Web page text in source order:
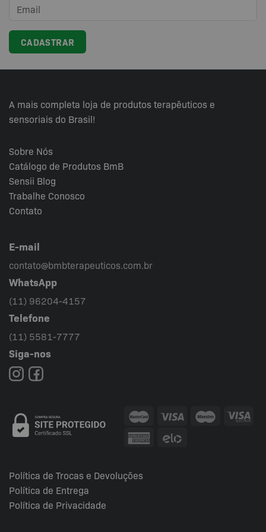
escolhidas
na
página
do
A mais completa loja de produtos terapêuticos e
sensoriais do Brasil!
Sobre Nós
Catálogo de Produtos BmB
Sensii Blog
Trabalhe Conosco
Contato
E-mail
contato@bmbterapeuticos.com.br
WhatsApp
(11) 96204-4157
Telefone
(11) 5581-7777
Siga-nos
Política de Trocas e Devoluções
Política de Entrega
Política de Privacidade